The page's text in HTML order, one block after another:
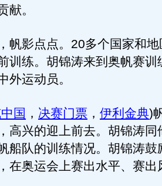
献。
影点点。20多个国家和地
训练。胡锦涛来到奥帆赛训
外运动员。
国 ， 决赛门票 ， 伊利金典)
高兴的迎上前去。胡锦涛同
船队的训练情况。胡锦涛鼓
在奥运会上赛出水平、赛出